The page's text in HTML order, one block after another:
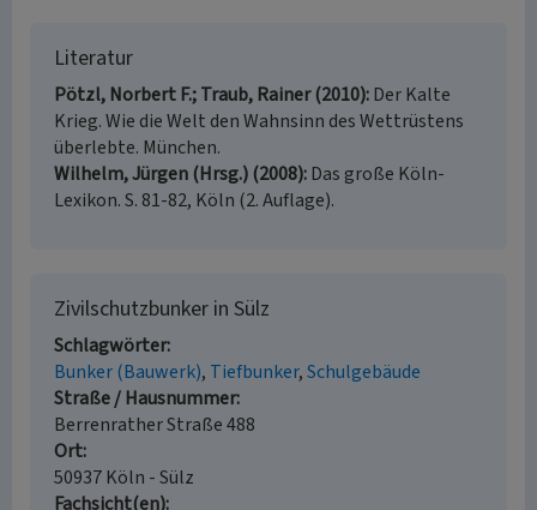
Literatur
Pötzl, Norbert F.; Traub, Rainer (2010) Der Kalte
Krieg. Wie die Welt den Wahnsinn des Wettrüstens
überlebte. München.
Wilhelm, Jürgen (Hrsg.) (2008) Das große Köln-
Lexikon. S. 81-82, Köln (2. Auflage).
Zivilschutzbunker in Sülz
Schlagwörter
Bunker (Bauwerk) Tiefbunker Schulgebäude
Straße / Hausnummer
Berrenrather Straße 488
Ort
50937 Köln - Sülz
Fachsicht(en)